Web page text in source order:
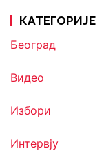
КАТЕГОРИЈЕ
Београд
Видео
Избори
Интервју